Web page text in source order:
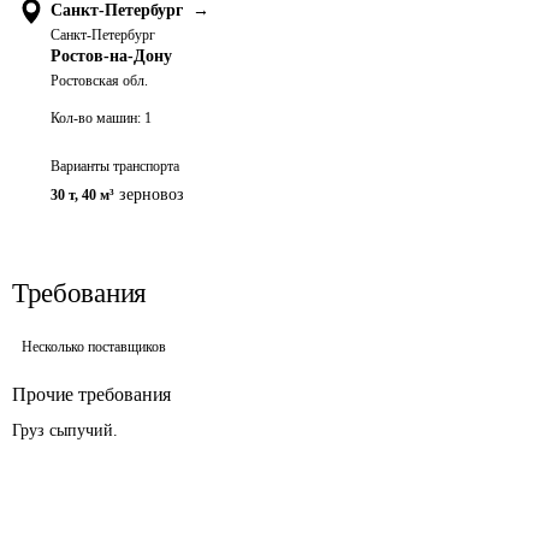
Санкт-Петербург →
Санкт-Петербург
Ростов-на-Дону
Ростовская обл.
Кол-во машин: 1
Варианты транспорта
30 т, 40 м³ зерновоз
Требования
Несколько поставщиков
Прочие требования
Груз сыпучий.